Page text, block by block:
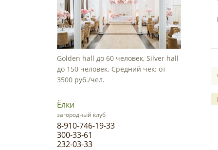
Golden hall до 60 человек, Silver hall
до 150 человек. Средний чек: от
3500 руб./чел.
Ёлки
загородный клуб
8-910-746-19-33
300-33-61
232-03-33